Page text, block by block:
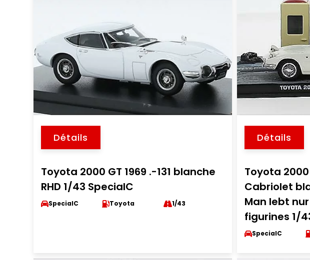
Détails
Toyota 2000 GT 1969 .-131 blanche
RHD 1/43 SpecialC
SpecialC Toyota 1/43
Détails
Toyota
Cabriolet
Man lebt
figurines 1/
SpecialC